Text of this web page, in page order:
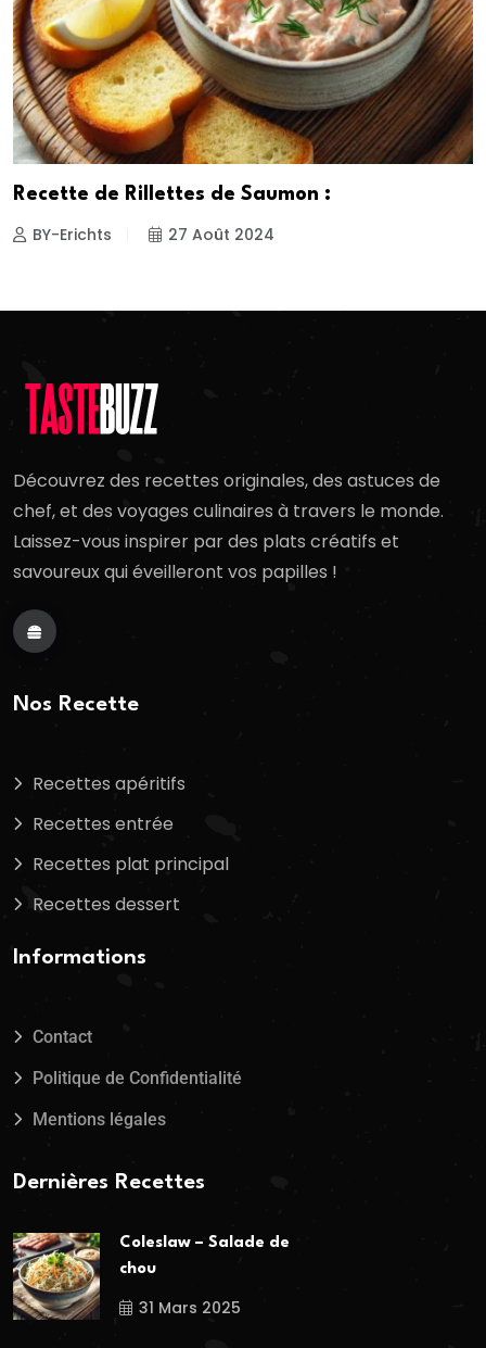
Recette de Rillettes de Saumon :
BY-Erichts 27 Août 2024
Découvrez des recettes originales, des astuces de
chef, et des voyages culinaires à travers le monde.
Laissez-vous inspirer par des plats créatifs et
savoureux qui éveilleront vos papilles !
Nos Recette
Recettes apéritifs
Recettes entrée
Recettes plat principal
Recettes dessert
Informations
Contact
Politique de Confidentialité
Mentions légales
Dernières Recettes
Coleslaw – Salade de
chou
31 Mars 2025